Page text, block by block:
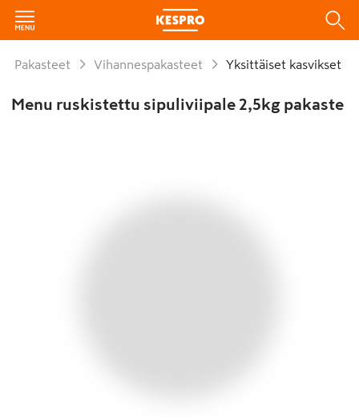
Pakasteet Vihannespakasteet Yksittäiset kasvikset
Menu ruskistettu sipuliviipale 2,5kg pakaste